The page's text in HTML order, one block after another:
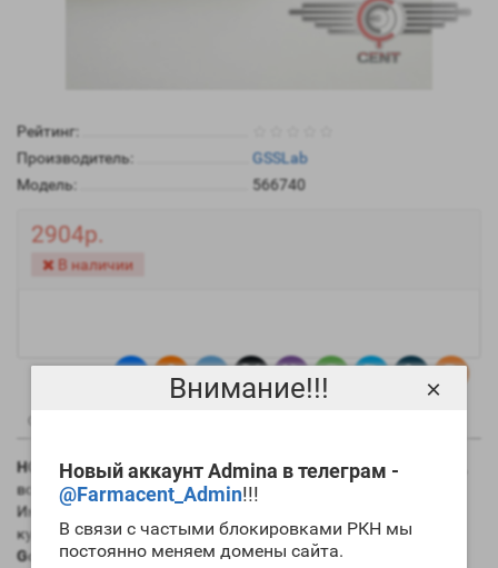
Внимание!!!
Новый аккаунт Admina в телеграм -
@Farmacent_Admin!!!
В связи с частыми блокировками РКН мы
постоянно меняем домены сайта.
×
Рейтинг:
Производитель:
GSSLab
Модель:
566740
2904р.
В наличии
Описание
HCG Gonadotropin GSSLabявляется естественным гормоном,
воздействие на организм, которого сравнимо с ЛГ и ФСГ.
Именно поэтому
культуризме. Следует заметить, что чаще всегоHCG
Gonadotropin GSSLabпосле курсане применяется. Его